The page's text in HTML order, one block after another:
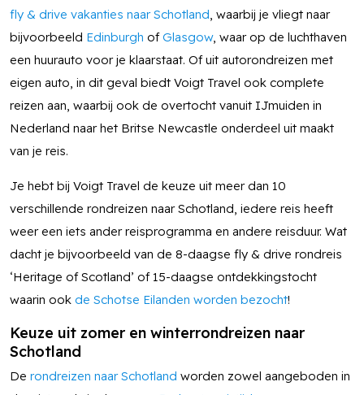
fly & drive vakanties naar Schotland, waarbij je vliegt naar
bijvoorbeeld Edinburgh ofGlasgow, waar op de luchthaven
een huurauto voor je klaarstaat. Of uit autorondreizen met
eigen auto, in dit geval biedt Voigt Travel ook complete
reizen aan, waarbij ook de overtocht vanuit IJmuiden in
Nederland naar het Britse Newcastle onderdeel uit maakt
van je reis.
Je hebt bij Voigt Travel de keuze uit meer dan 10
verschillende rondreizen naar Schotland, iedere reis heeft
weer een iets ander reisprogramma en andere reisduur. Wat
dacht je bijvoorbeeld van de 8-daagse fly & drive rondreis
‘Heritage of Scotland’ of 15-daagse ontdekkingstocht
waarin ook de Schotse Eilanden worden bezocht!
Keuze uit zomer en winterrondreizen naar
Schotland
De rondreizen naar Schotland worden zowel aangeboden in